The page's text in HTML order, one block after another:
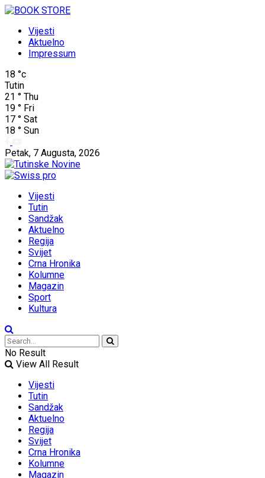
Vijesti
Aktuelno
Impressum
18 °c
Tutin
21 ° Thu
19 ° Fri
17 ° Sat
18 ° Sun
Petak, 7 Augusta, 2026
Vijesti
Tutin
Sandžak
Aktuelno
Regija
Svijet
Crna Hronika
Kolumne
Magazin
Sport
Kultura
No Result
View All Result
Vijesti
Tutin
Sandžak
Aktuelno
Regija
Svijet
Crna Hronika
Kolumne
Magazin